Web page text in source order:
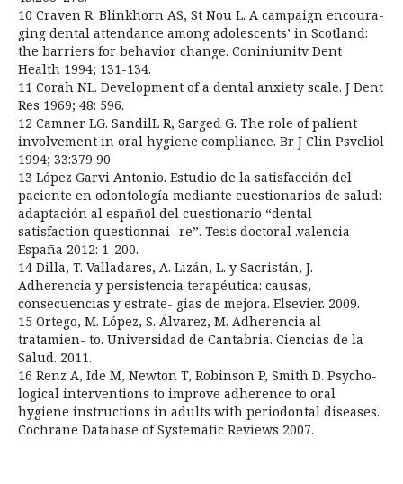
10 Craven R. Blinkhorn AS, St Nou L. A campaign encoura-
ging dental attendance among adolescents’ in Scotland:
the barriers for behavior change. Coniniunitv Dent
Health 1994; 131-134.
11 Corah NL. Development of a dental anxiety scale. J Dent
Res 1969; 48: 596.
12 Camner LG. SandilL R, Sarged G. The role of palient
involvement in oral hygiene compliance. Br J Clin Psvcliol
1994; 33:379 90
13 López Garvi Antonio. Estudio de la satisfacción del
paciente en odontología mediante cuestionarios de salud:
adaptación al español del cuestionario “dental
satisfaction questionnai- re”. Tesis doctoral .valencia
España 2012: 1-200.
14 Dilla, T. Valladares, A. Lizán, L. y Sacristán, J.
Adherencia y persistencia terapéutica: causas,
consecuencias y estrate- gias de mejora. Elsevier. 2009.
15 Ortego, M. López, S. Álvarez, M. Adherencia al
tratamien- to. Universidad de Cantabria. Ciencias de la
Salud. 2011.
16 Renz A, Ide M, Newton T, Robinson P, Smith D. Psycho-
logical interventions to improve adherence to oral
hygiene instructions in adults with periodontal diseases.
Cochrane Database of Systematic Reviews 2007.